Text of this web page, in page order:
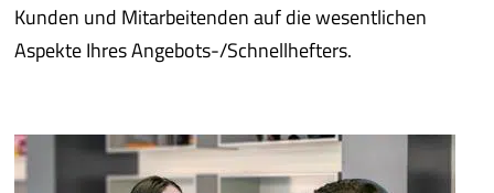
Kunden und Mitarbeitenden auf die wesentlichen
Aspekte Ihres Angebots-/Schnellhefters.